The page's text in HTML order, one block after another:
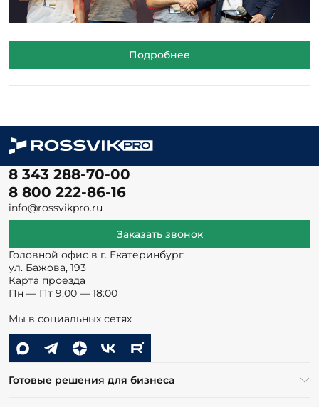
Подробнее
8 343 288-70-00
8 800 222-86-16
info@rossvikpro.ru
Заказать звонок
Головной офис в г. Екатеринбург
ул. Бажова, 193
Карта проезда
Пн — Пт 9:00 — 18:00
Мы в социальных сетях
Готовые решения для бизнеса